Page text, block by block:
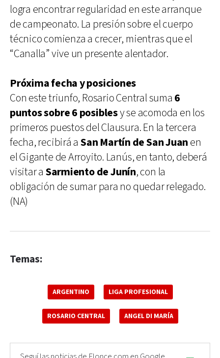
logra encontrar regularidad en este arranque
de campeonato. La presión sobre el cuerpo
técnico comienza a crecer, mientras que el
“Canalla” vive un presente alentador.
Próxima fecha y posiciones
Con este triunfo, Rosario Central suma 6
puntos sobre 6 posiblesy se acomoda en los
primeros puestos del Clausura. En la tercera
fecha, recibirá aSan Martín de San Juan en
el Gigante de Arroyito. Lanús, en tanto, deberá
visitar a Sarmiento de Junín, con la
obligación de sumar para no quedar relegado.
(NA)
Temas:
ARGENTINO LIGA PROFESIONAL
ROSARIO CENTRAL ANGEL DI MARÍA